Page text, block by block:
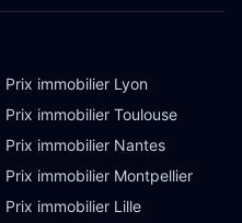
Prix immobilier Lyon
Prix immobilier Toulouse
Prix immobilier Nantes
Prix immobilier Montpellier
Prix immobilier Lille